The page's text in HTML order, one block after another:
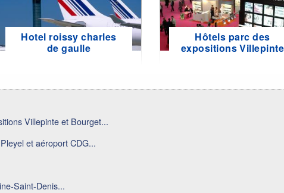
Hotel roissy charles
de gaulle
Hôtels parc des
expositions Villepinte
Villepinte et Bourget...
et aéroport CDG...
Saint-Denis...